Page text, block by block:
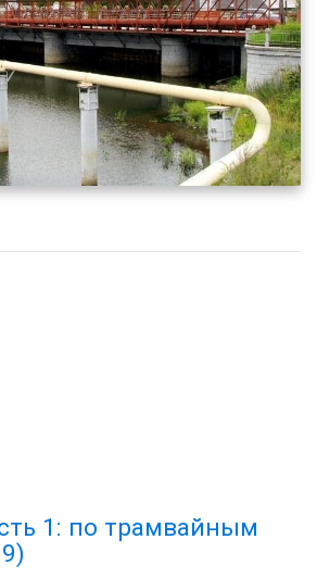
1: по трамвайным